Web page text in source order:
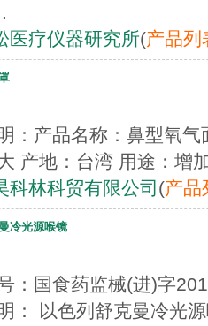
医疗仪器研究所(产品列
：产品名称：鼻型氧
产地：台湾 用途：增
科林科贸有限公司 (产品
冷光源喉镜
：国食药监械(进)
： 以色列舒克曼冷光